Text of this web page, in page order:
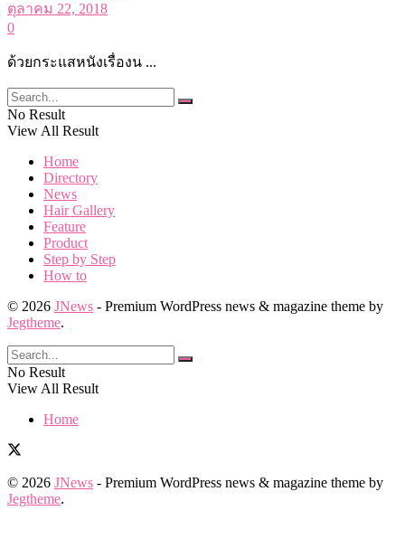
ตุลาคม 22, 2018
0
ด้วยกระแสหนังเรื่องน ...
No Result
View All Result
Home
Directory
News
Hair Gallery
Feature
Product
Step by Step
How to
© 2026 JNews - Premium WordPress news & magazine theme by
Jegtheme.
No Result
View All Result
Home
© 2026 JNews - Premium WordPress news & magazine theme by
Jegtheme.